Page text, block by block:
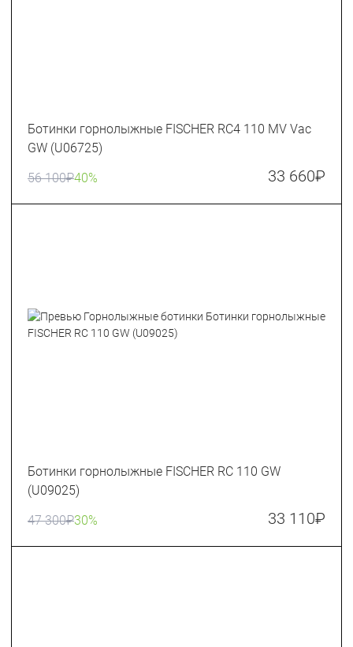
Ботинки горнолыжные FISCHER RC4 110 MV Vac
GW (U06725)
56 100₽40% 33 660₽
Ботинки горнолыжные FISCHER RC 110 GW
(U09025)
47 300₽30% 33 110₽